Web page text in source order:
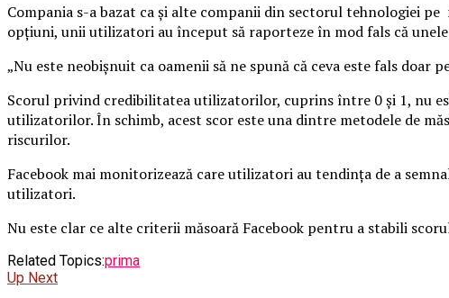
Compania s-a bazat ca şi alte companii din sectorul tehnologiei
opţiuni, unii utilizatori au început să raporteze în mod fals că
„Nu este neobişnuit ca oamenii să ne spună că ceva este fals
Scorul privind credibilitatea utilizatorilor, cuprins între 0 şi 1, nu
utilizatorilor. În schimb, acest scor este una dintre metodele de
riscurilor.
Facebook mai monitorizează care utilizatori au tendinţa de a
utilizatori.
Nu este clar ce alte criterii măsoară Facebook pentru a stabili
Related Topics:prima
Up Next